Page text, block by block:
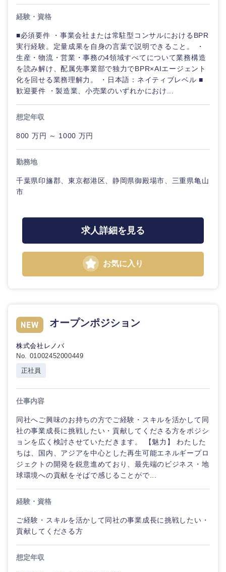
SCM
人事
マーケテ
ィング
営業
サービス
クリエイ
ティブ
技術職
ビス・制
技術職
（モノづ
くり）
金融専門
職
メディカ
不動産専
門職
建設・施
工管理
事務職
その他
政策渉外
その他企画業務
営業
サービス
クリエイティブ
コンサルタント
専門職
その他
食品・化粧品・アパレル・消費財
メディカル・ヘルスケア・ライフサイエンス
金融
建設・不動産
WEBサービス
コンサル・シンクタンク
マスメディア
エンターテイメント
人材・アウトソーシング
サービス
その他
関東地方
千葉県 東京都
神奈川県
甲信越・北陸
新潟県 富山県
石川県 福井県
山梨県 長野県
急募 第二新卒
上場企業
スタートアップ企
業
フルリモート
上
経験・資格
■必須要件 ・事業会社または常駐型コンサルにおけるBPR
実行経験。定量成果を自身の言葉で説明できること。 ・
生産・物流・営業・事務の4領域すべてについて業務構造
を読み解け、配属先事業部で独力でBPR×AIエージェント
化を回せる業務理解力。 ・日本語：ネイティブレベル ■
歓迎要件 ・製造業、小売業のいずれかにおけ...
想定年収
800 万円 ～ 1000 万円
勤務地
千葉県印旛郡、東京都港区、静岡県御殿場市、三重県亀山
市
求人詳細を見る
お気に入り
オープンポジション
株式会社レノバ
No. 01002452000449
正社員
仕事内容
同社へご興味のお持ちの方でご経験・スキルを活かして同
社の事業成長に挑戦したい・貢献してくださる方をポジシ
ョンを広く検討させていただきます。 【魅力】 わたした
ちは、国内、アジアを中心とした再生可能エネルギープロ
ジェクトの開発を鋭意進めており、最先端のビジネス・地
球環境への貢献をそばで感じることがで...
経験・資格
ご経験・スキルを活かして同社の事業成長に挑戦したい・
貢献してくださる方
想定年収